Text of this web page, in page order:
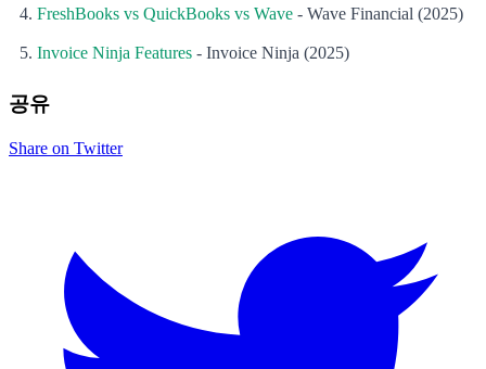
FreshBooks vs QuickBooks vs Wave - Wave Financial (2025)
Invoice Ninja Features - Invoice Ninja (2025)
공유
Share on Twitter